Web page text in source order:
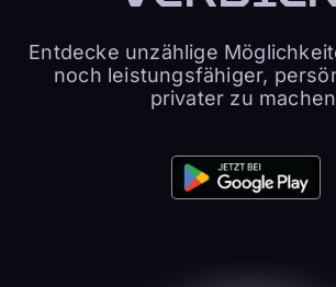
Entdecke unzählige
noch leistungsfähiger,
privater zu